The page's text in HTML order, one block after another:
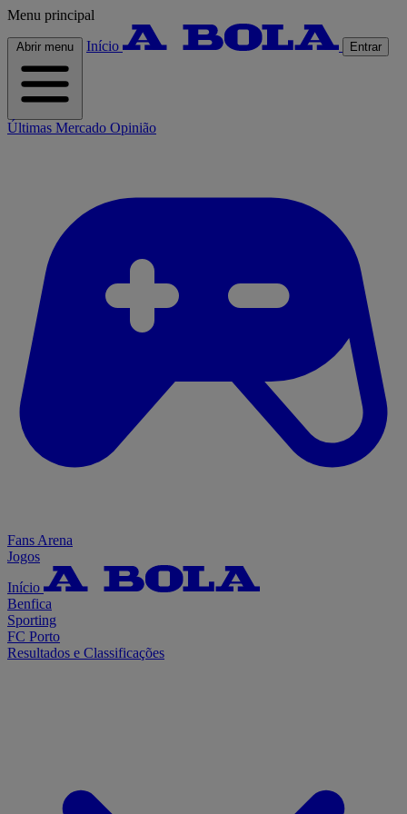
Menu principal
Abrir menu Início Entrar
Últimas Mercado Opinião
Fans Arena
Jogos
Início
Benfica
Sporting
FC Porto
Resultados e Classificações